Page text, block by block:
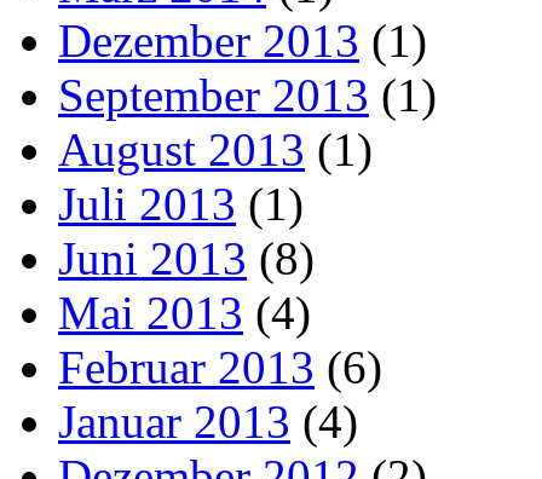
Dezember 2013 (1)
September 2013 (1)
August 2013 (1)
Juli 2013 (1)
Juni 2013 (8)
Mai 2013 (4)
Februar 2013 (6)
Januar 2013 (4)